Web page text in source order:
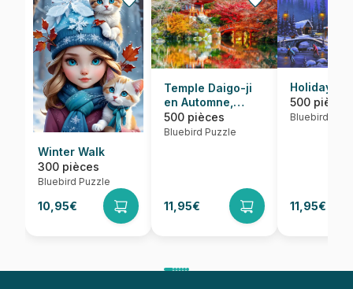
Winter Walk
300 pièces
Bluebird Puzzle
10,95€
Temple Daigo-ji
en Automne,
Kyoto
500 pièces
Bluebird Puzzle
11,95€
Holiday
500 pièces
Bluebird
11,95€